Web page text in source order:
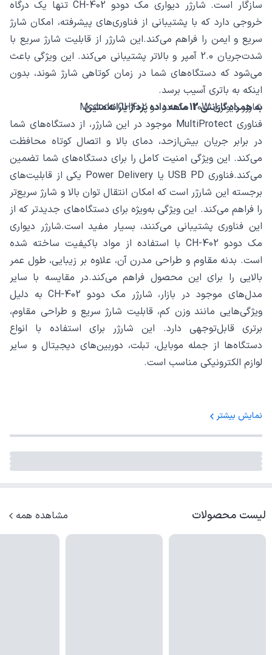
سازگار است. شارژر دیواری مک دودو CH-402 تنها یک درگاه
خروجی دارد که با پشتیبانی از فناوری‌های پیشرفته، امکان شارژ
سریع و ایمن را فراهم می‌کند.این شارژر از قابلیت شارژ سریع با
شدت‌جریان 2.0 آمپر و بالاتر پشتیبانی می‌کند. این ویژگی باعث
می‌شود که دستگاه‌های شما در زمان کوتاهی شارژ شوند، بدون
اینکه به باتری آسیب برسد.
به همراه گارانتی 12 ماهه داده پرداز یارانه متین
شارژر دیواری 20W مک دو دو Mcdodo CH402
فناوری MultiProtect موجود در این شارژر، از دستگاه‌های شما
در برابر جریان بیش‌ازحد، دمای بالا و اتصال کوتاه محافظت
می‌کند. این ویژگی امنیت کامل را برای دستگاه‌های شما تضمین
می‌کند.فناوری USB PD یا Power Delivery یکی از قابلیت‌های
برجسته این شارژر است که امکان انتقال توان بالا و شارژ سریع‌تر
را فراهم می‌کند. این ویژگی به‌ویژه برای دستگاه‌های جدیدتر که از
این فناوری پشتیبانی می‌کنند، بسیار مفید است.شارژر دیواری
مک دودو CH-402 با استفاده از مواد باکیفیت ساخته شده
است. بدنه مقاوم و طراحی مدرن آن، علاوه بر زیبایی، طول عمر
بالایی را برای این محصول فراهم می‌کند.در مقایسه با سایر
مدل‌های موجود در بازار، شارژر مک دودو CH-402 به دلیل
ویژگی‌هایی مانند وزن کم، قابلیت شارژ سریع و طراحی مقاوم،
برتری قابل‌توجهی دارد. این شارژر برای استفاده با انواع
دستگاه‌ها از جمله موبایل، تبلت، دوربین‌های دیجیتال و سایر
لوازم الکترونیکی مناسب است.
نمایش بیشتر
لیست محصولات مشاهده همه